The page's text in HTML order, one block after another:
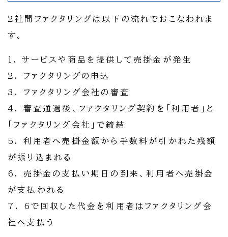
2社間ファクタリングは以下の流れでおこなわれま
す。
1. サービスや商品を提供して売掛金が発生
2. ファクタリングの申込
3. ファクタリング会社の審査
4. 審査通過後、ファクタリング契約を「利用者」と
「ファクタリング会社」で締結
5. 利用者へ売掛金額から手数料が引かれた残額
が振り込まれる
6. 売掛金の支払い期日の到来、利用者へ売掛金
が支払われる
7. 6で回収した代金を利用者はファクタリング会
社へ支払う